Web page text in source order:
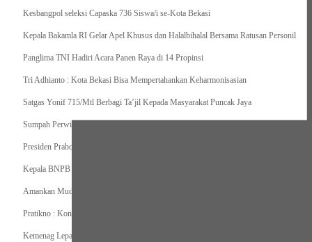
Kesbangpol seleksi Capaska 736 Siswa/i se-Kota Bekasi
Kepala Bakamla RI Gelar Apel Khusus dan Halalbihalal Bersama Ratusan Personil
Panglima TNI Hadiri Acara Panen Raya di 14 Propinsi
Tri Adhianto : Kota Bekasi Bisa Mempertahankan Keharmonisasian
Satgas Yonif 715/Mtl Berbagi Ta’jil Kepada Masyarakat Puncak Jaya
Sumpah Perwira Sebagai Janji Suci Pegangan Seumur Hidup
Presiden Prabowo Serahkan Zakat kepada BAZNAS di Istana Negara
Kepala BNPB Himbau Pemda Waspada Potensi Bencana Saat Lebaran
Amankan Mudik, Panglima TNI Kerahkan 66714 Personel Dan Alutsista
Pratikno : Kondisi Keamanan di Yahukimo Terkendali, Layanan Pendidikan dan
Kemenag Lepas Ratusan Peserta Program Mudik Gratis 1446 H/2025M